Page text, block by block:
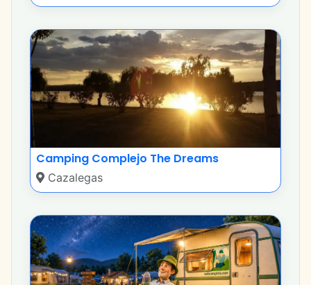
Camping Complejo The Dreams
Cazalegas